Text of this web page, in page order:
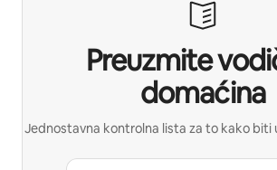
Preuzmite
domaćina
Jednostavna kontrolna lista za to kako biti